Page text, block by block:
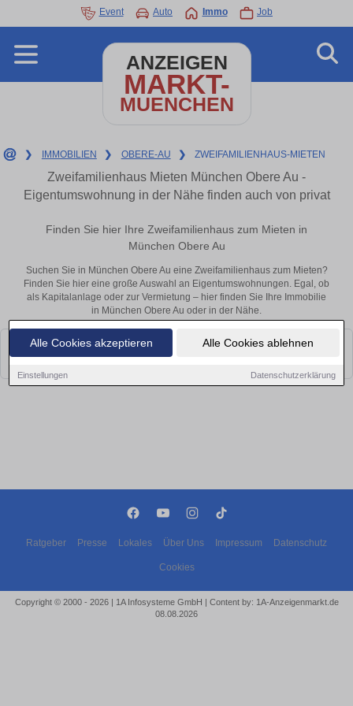
Alle Cookies akzeptieren Alle Cookies ablehnen
Einstellungen Datenschutzerklärung
Event Auto Immo Job
ANZEIGEN
MARKT-
MUENCHEN
❯ IMMOBILIEN ❯ OBERE-AU ❯ ZWEIFAMILIENHAUS-MIETEN
Zweifamilienhaus Mieten München Obere Au -
Eigentumswohnung in der Nähe finden auch von privat
Finden Sie hier Ihre Zweifamilienhaus zum Mieten in
München Obere Au
Suchen Sie in München Obere Au eine Zweifamilienhaus zum Mieten?
Finden Sie hier eine große Auswahl an Eigentumswohnungen. Egal, ob
als Kapitalanlage oder zur Vermietung – hier finden Sie Ihre Immobilie
in München Obere Au oder in der Nähe.
Leider konnten wir derzeit keine passenden Objekte finden. Schauen Sie
bald wieder vorbei!
Ratgeber Presse Lokales Über Uns Impressum Datenschutz
Cookies
Copyright © 2000 - 2026 | 1A Infosysteme GmbH | Content by: 1A-Anzeigenmarkt.de
08.08.2026